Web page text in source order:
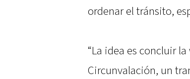
ordenar el tránsito,
“La idea es concluir
Circunvalación, un